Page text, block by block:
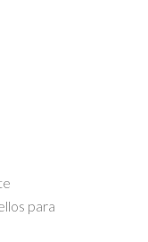
para